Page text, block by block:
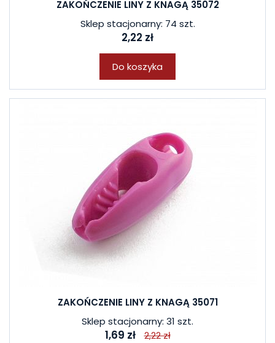
ZAKOŃCZENIE LINY Z KNAGĄ 35072
Sklep stacjonarny: 74 szt.
2,22 zł
Do koszyka
ZAKOŃCZENIE LINY Z KNAGĄ 35071
Sklep stacjonarny: 31 szt.
1,69 zł 2,22 zł